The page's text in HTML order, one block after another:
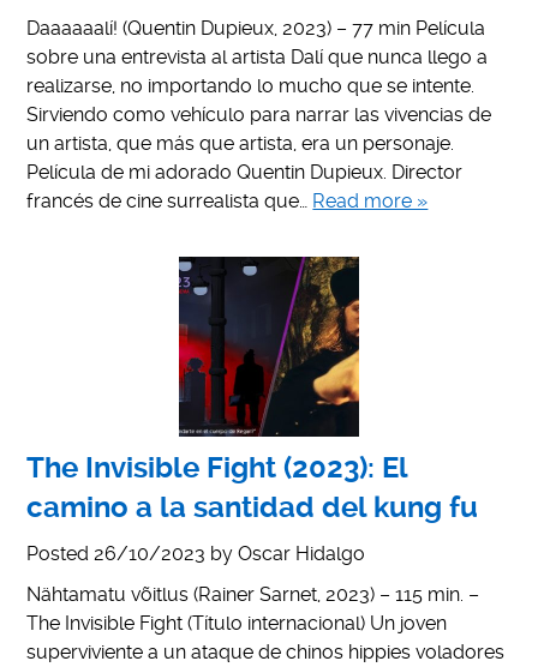
Daaaaaalí! (Quentin Dupieux, 2023) – 77 min Película
sobre una entrevista al artista Dalí que nunca llego a
realizarse, no importando lo mucho que se intente.
Sirviendo como vehículo para narrar las vivencias de
un artista, que más que artista, era un personaje.
Película de mi adorado Quentin Dupieux. Director
francés de cine surrealista que… Read more »
The Invisible Fight (2023): El
camino a la santidad del kung fu
Posted 26/10/2023 byOscar Hidalgo
Nähtamatu võitlus (Rainer Sarnet, 2023) – 115 min. –
The Invisible Fight (Título internacional) Un joven
superviviente a un ataque de chinos hippies voladores